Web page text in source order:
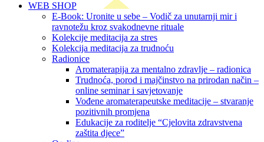
WEB SHOP
E-Book: Uronite u sebe – Vodič za unutarnji mir i
ravnotežu kroz svakodnevne rituale
Kolekcije meditacija za stres
Kolekcija meditacija za trudnoću
Radionice
Aromaterapija za mentalno zdravlje – radionica
Trudnoća, porod i majčinstvo na prirodan način –
online seminar i savjetovanje
Vođene aromaterapeutske meditacije – stvaranje
pozitivnih promjena
Edukacije za roditelje “Cjelovita zdravstvena
zaštita djece”